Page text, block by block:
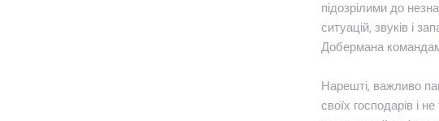
підозрілими до
ситуацій, звуків і
Добермана командам
Нарешті, важливо
своїх господарів і